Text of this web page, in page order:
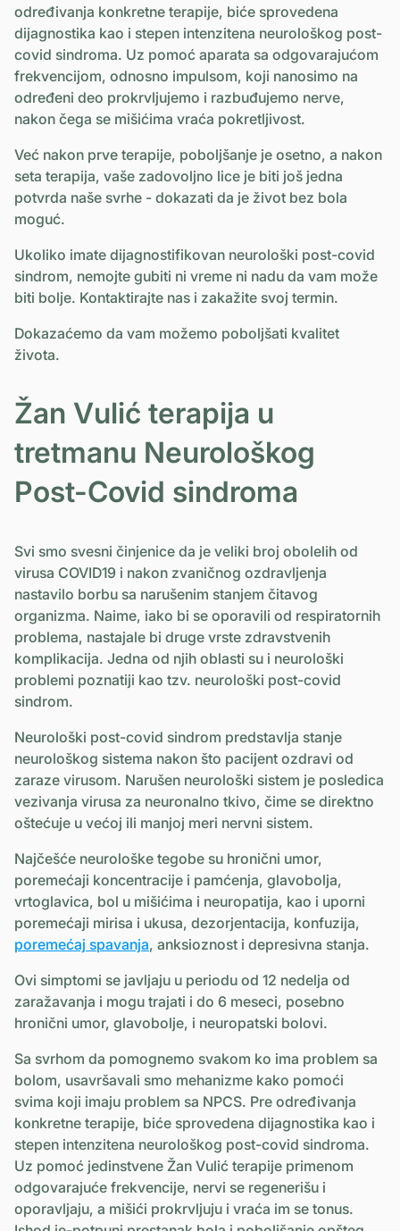
određivanja konkretne terapije, biće sprovedena
dijagnostika kao i stepen intenzitena neurološkog post-
covid sindroma. Uz pomoć aparata sa odgovarajućom
frekvencijom, odnosno impulsom, koji nanosimo na
određeni deo prokrvljujemo i razbuđujemo nerve,
nakon čega se mišićima vraća pokretljivost.
Već nakon prve terapije, poboljšanje je osetno, a nakon
seta terapija, vaše zadovoljno lice je biti još jedna
potvrda naše svrhe - dokazati da je život bez bola
moguć.
Ukoliko imate dijagnostifikovan neurološki post-covid
sindrom, nemojte gubiti ni vreme ni nadu da vam može
biti bolje. Kontaktirajte nas i zakažite svoj termin.
Dokazaćemo da vam možemo poboljšati kvalitet
života.
Žan Vulić terapija u
tretmanu Neurološkog
Post-Covid sindroma
Svi smo svesni činjenice da je veliki broj obolelih od
virusa COVID19 i nakon zvaničnog ozdravljenja
nastavilo borbu sa narušenim stanjem čitavog
organizma. Naime, iako bi se oporavili od respiratornih
problema, nastajale bi druge vrste zdravstvenih
komplikacija. Jedna od njih oblasti su i neurološki
problemi poznatiji kao tzv. neurološki post-covid
sindrom.
Neurološki post-covid sindrom predstavlja stanje
neurološkog sistema nakon što pacijent ozdravi od
zaraze virusom. Narušen neurološki sistem je posledica
vezivanja virusa za neuronalno tkivo, čime se direktno
oštećuje u većoj ili manjoj meri nervni sistem.
Najčešće neurološke tegobe su hronični umor,
poremećaji koncentracije i pamćenja, glavobolja,
vrtoglavica, bol u mišićima i neuropatija, kao i uporni
poremećaji mirisa i ukusa, dezorjentacija, konfuzija,
poremećaj spavanja, anksioznost i depresivna stanja.
Ovi simptomi se javljaju u periodu od 12 nedelja od
zaražavanja i mogu trajati i do 6 meseci, posebno
hronični umor, glavobolje, i neuropatski bolovi.
Sa svrhom da pomognemo svakom ko ima problem sa
bolom, usavršavali smo mehanizme kako pomoći
svima koji imaju problem sa NPCS. Pre određivanja
konkretne terapije, biće sprovedena dijagnostika kao i
stepen intenzitena neurološkog post-covid sindroma.
Uz pomoć jedinstvene Žan Vulić terapije primenom
odgovarajuće frekvencije, nervi se regenerišu i
oporavljaju, a mišići prokrvljuju i vraća im se tonus.